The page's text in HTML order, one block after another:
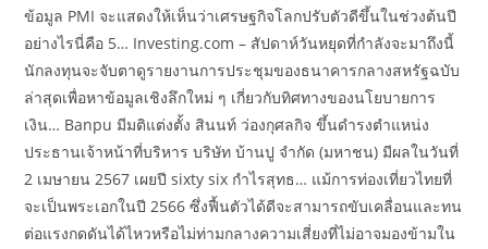
ข้อมูล PMI จะแสดงให้เห็นว่าเศรษฐกิจโลกปรับตัวดีขึ้นในช่วงต้นปี
อย่างไรนี่คือ 5… Investing.com – สัปดาห์วันหยุดที่กำลังจะมาถึงนี้
นักลงทุนจะจับตาดูรายงานการประชุมของธนาคารกลางสหรัฐฉบับ
ล่าสุดเพื่อหาข้อมูลเชิงลึกใหม่ ๆ เกี่ยวกับทิศทางของนโยบายการ
เงิน… Banpu มีมติแต่งตั้ง สินนท์ ว่องกุศลกิจ ขึ้นดำรงตำแหน่ง
ประธานเจ้าหน้าที่บริหาร บริษัท บ้านปู จำกัด (มหาชน) มีผลในวันที่
2 เมษายน 2567 เผยปี sixty six กำไรสุทธ… แม้การท่องเที่ยวไทยที่
จะเป็นพระเอกในปี 2566 ซึ่งฟื้นตัวได้ดีจะสามารถขับเคลื่อนและทน
ต่อแรงกดดันได้ไหวหรือไม่ท่ามกลางความเสี่ยงที่ไม่อาจมองข้ามใน